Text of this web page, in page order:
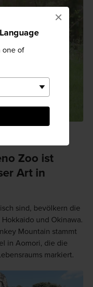
one of
×
Zoo ist
Art in
sind, bevölkern die
und Okinawa.
Mountain stammt
in Aomori, die die
markiert.